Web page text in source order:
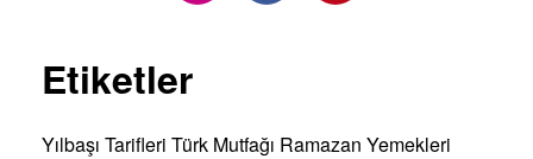
Etiketler
Yılbaşı Tarifleri Türk Mutfağı Ramazan Yemekleri